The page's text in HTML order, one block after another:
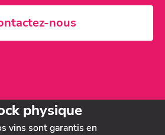
nous
physique
vins sont garantis en